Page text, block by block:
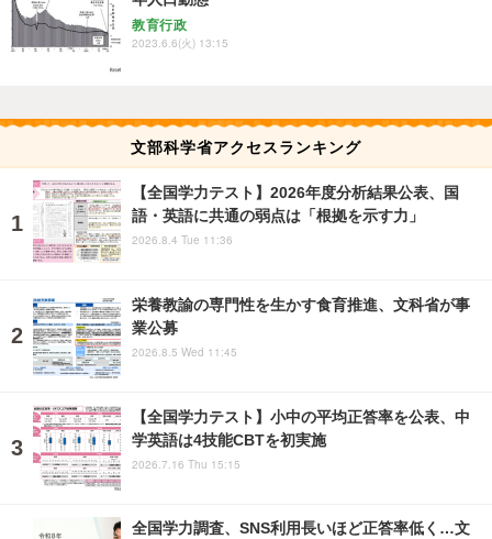
教育行政
2023.6.6(火) 13:15
文部科学省アクセスランキング
【全国学力テスト】2026年度分析結果公表、国
語・英語に共通の弱点は「根拠を示す力」
2026.8.4 Tue 11:36
栄養教諭の専門性を生かす食育推進、文科省が事
業公募
2026.8.5 Wed 11:45
【全国学力テスト】小中の平均正答率を公表、中
学英語は4技能CBTを初実施
2026.7.16 Thu 15:15
全国学力調査、SNS利用長いほど正答率低く…文